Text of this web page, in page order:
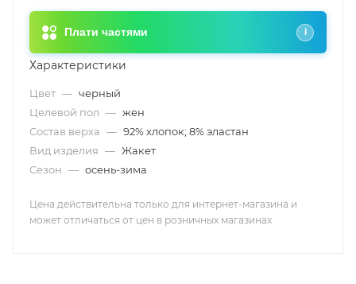
Плати частями i
Характеристики
Цвет — черный
Целевой пол — жен
Состав верха — 92% хлопок; 8% эластан
Вид изделия — Жакет
Сезон — осень-зима
Цена действительна только для интернет-магазина и
может отличаться от цен в розничных магазинах